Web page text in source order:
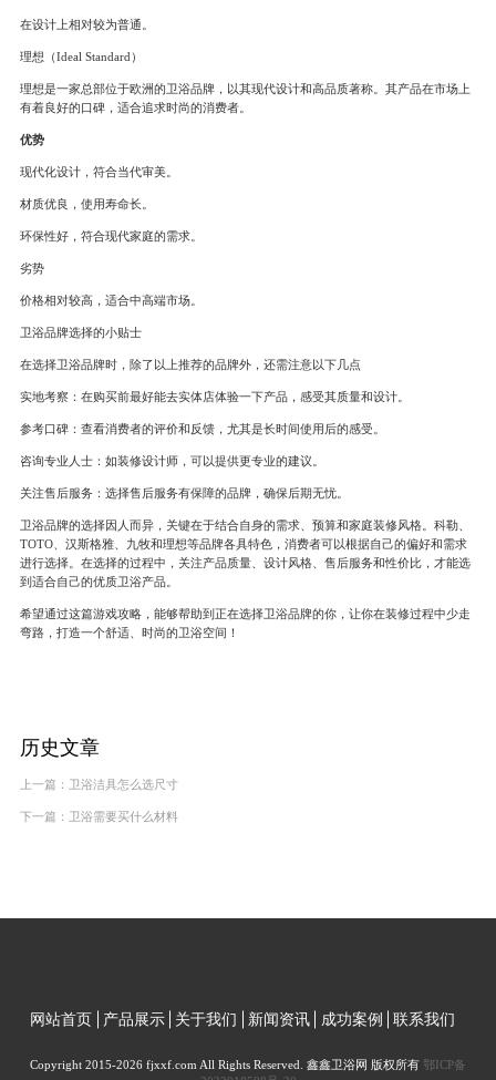
在设计上相对较为普通。
理想（Ideal Standard）
理想是一家总部位于欧洲的卫浴品牌，以其现代设计和高品质著称。其产品在市场上
有着良好的口碑，适合追求时尚的消费者。
优势
现代化设计，符合当代审美。
材质优良，使用寿命长。
环保性好，符合现代家庭的需求。
劣势
价格相对较高，适合中高端市场。
卫浴品牌选择的小贴士
在选择卫浴品牌时，除了以上推荐的品牌外，还需注意以下几点
实地考察：在购买前最好能去实体店体验一下产品，感受其质量和设计。
参考口碑：查看消费者的评价和反馈，尤其是长时间使用后的感受。
咨询专业人士：如装修设计师，可以提供更专业的建议。
关注售后服务：选择售后服务有保障的品牌，确保后期无忧。
卫浴品牌的选择因人而异，关键在于结合自身的需求、预算和家庭装修风格。科勒、
TOTO、汉斯格雅、九牧和理想等品牌各具特色，消费者可以根据自己的偏好和需求
进行选择。在选择的过程中，关注产品质量、设计风格、售后服务和性价比，才能选
到适合自己的优质卫浴产品。
希望通过这篇游戏攻略，能够帮助到正在选择卫浴品牌的你，让你在装修过程中少走
弯路，打造一个舒适、时尚的卫浴空间！
历史文章
上一篇： 卫浴洁具怎么选尺寸
下一篇： 卫浴需要买什么材料
网站首页 产品展示 关于我们 新闻资讯 成功案例 联系我们
Copyright 2015-2026 fjxxf.com All Rights Reserved. 鑫鑫卫浴网 版权所有 鄂ICP备